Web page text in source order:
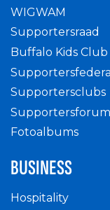
WIGWAM
Supportersraad
Buffalo Kids Club
Supportersclubs
Supportersforum
Fotoalbums
BUSINESS
Hospitality